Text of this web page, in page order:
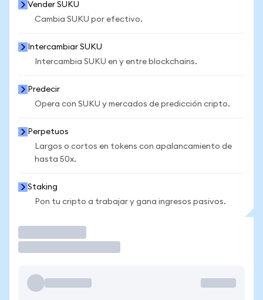
Vender SUKU
Cambia SUKU por efectivo.
Intercambiar SUKU
Intercambia SUKU en y entre blockchains.
Predecir
Opera con SUKU y mercados de predicción cripto.
Perpetuos
Largos o cortos en tokens con apalancamiento de
hasta 50x.
Staking
Pon tu cripto a trabajar y gana ingresos pasivos.